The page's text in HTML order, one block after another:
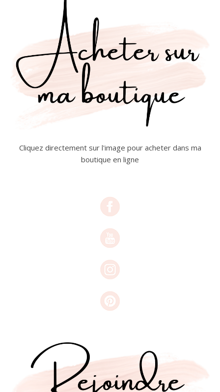
Cliquez directement sur l'image pour acheter dans ma
boutique en ligne